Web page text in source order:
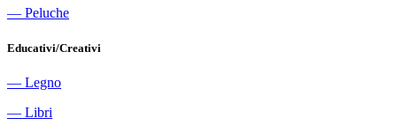
― Peluche
Educativi/Creativi
― Legno
― Libri